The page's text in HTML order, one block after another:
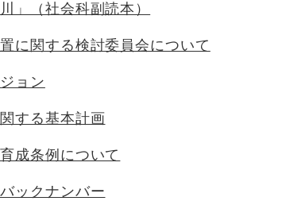
」（社会科副読本）
に関する検討委員会について
ョン
する基本計画
成条例について
ックナンバー